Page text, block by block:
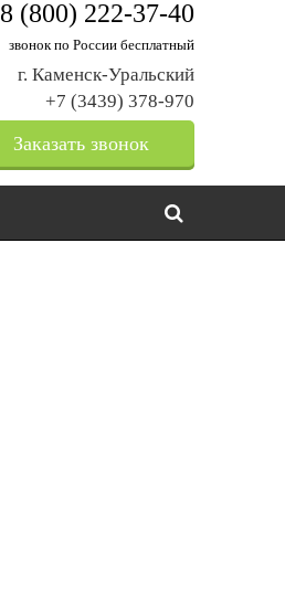
8 (800) 222-37-40
звонок по России бесплатный
г. Каменск-Уральский
+7 (3439) 378-970
Заказать звонок